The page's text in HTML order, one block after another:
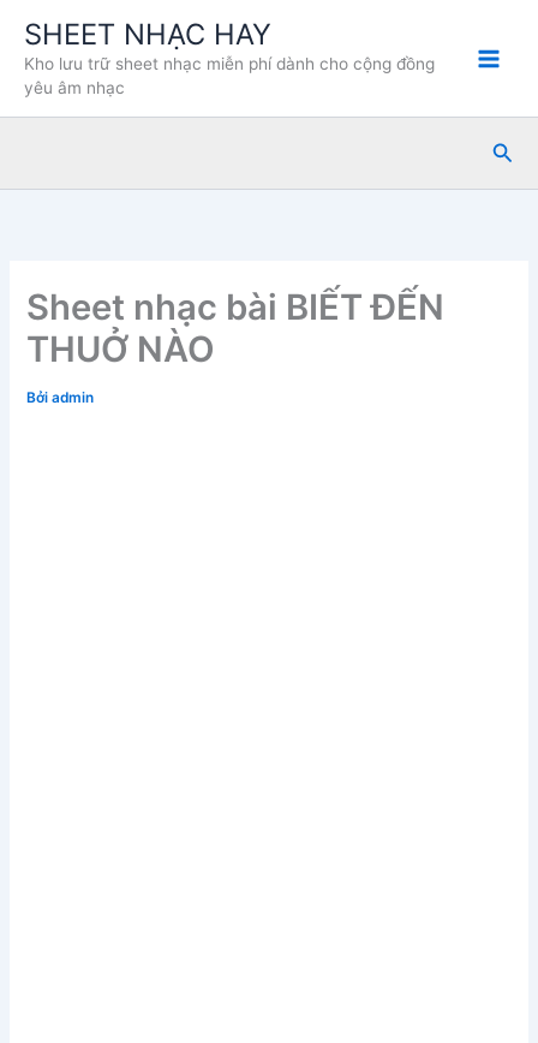
dung
SHEET NHẠC HAY
Kho lưu trữ sheet nhạc miễn phí dành cho cộng đồng
yêu âm nhạc
Tìm
Sheet nhạc bài BIẾT ĐẾN
THUỞ NÀO
Bởiadmin